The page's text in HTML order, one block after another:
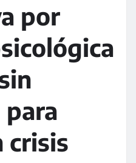
por
crisis